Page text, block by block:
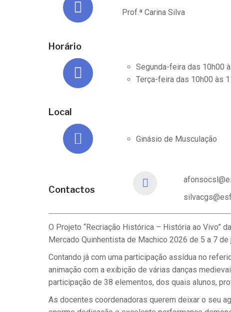
Prof.ª Carina Silva
Horário
Segunda-feira das 10h00
Terça-feira das 10h00 às
Local
Ginásio de Musculação
Contactos
O Projeto “Recriação Histórica – História ao Vivo”
Mercado Quinhentista de Machico 2026 de 5 a 7 de
Contando já com uma participação assídua no
animação com a exibição de várias danças
participação de 38 elementos, dos quais alunos,
As docentes coordenadoras querem deixar o seu